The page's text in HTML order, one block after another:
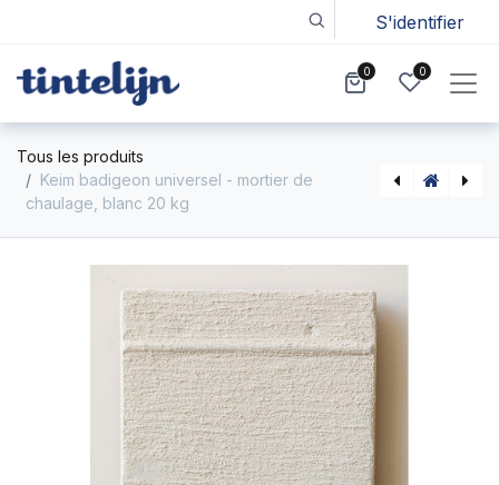
S'identifier
0 0
Tous les produits
Keim badigeon universel - mortier de
chaulage, blanc 20 kg